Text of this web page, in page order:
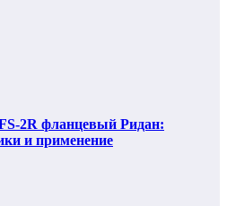
2R фланцевый Ридан:
и применение